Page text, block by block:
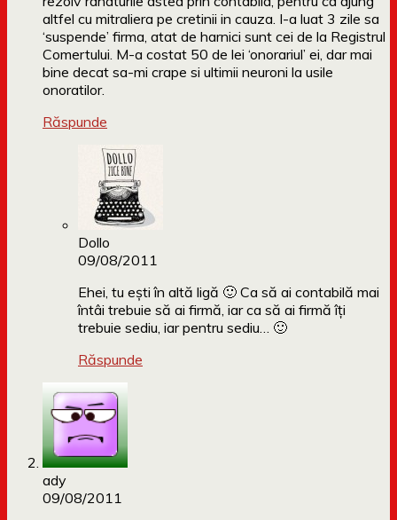
altfel cu mitraliera pe cretinii in cauza. I-a luat 3 zile sa
‘suspende’ firma, atat de harnici sunt cei de la Registrul
Comertului. M-a costat 50 de lei ‘onorariul’ ei, dar mai
bine decat sa-mi crape si ultimii neuroni la usile
onoratilor.
Răspunde
Dollo
09/08/2011
Ehei, tu ești în altă ligă 🙂 Ca să ai contabilă mai
întâi trebuie să ai firmă, iar ca să ai firmă îți
trebuie sediu, iar pentru sediu… 🙂
Răspunde
ady
09/08/2011